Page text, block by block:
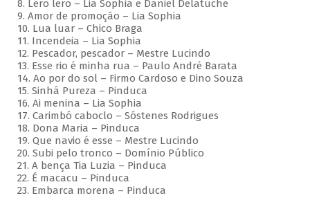
8. Lero lero – Lia Sophia e Daniel Delatuche
9. Amor de promoção – Lia Sophia
10. Lua luar – Chico Braga
11. Incendeia – Lia Sophia
12. Pescador, pescador – Mestre Lucindo
13. Esse rio é minha rua – Paulo André Barata
14. Ao por do sol – Firmo Cardoso e Dino Souza
15. Sinhá Pureza – Pinduca
16. Ai menina – Lia Sophia
17. Carimbó caboclo – Sóstenes Rodrigues
18. Dona Maria – Pinduca
19. Que navio é esse – Mestre Lucindo
20. Subi pelo tronco – Domínio Público
21. A bença Tia Luzia – Pinduca
22. É macacu – Pinduca
23. Embarca morena – Pinduca